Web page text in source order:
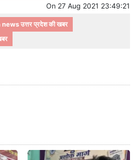
On 27 Aug 2021 23:49:21
उत्तर प्रदेश की खबर